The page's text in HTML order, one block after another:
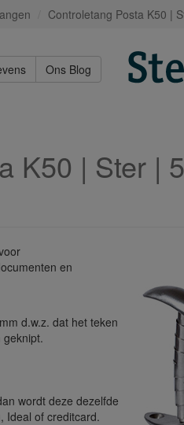
Controletang Posta K50 |
Ons Blog
K50 | Ster |
en
d.w.z. dat het teken
wordt deze dezelfde
Ideal of creditcard.